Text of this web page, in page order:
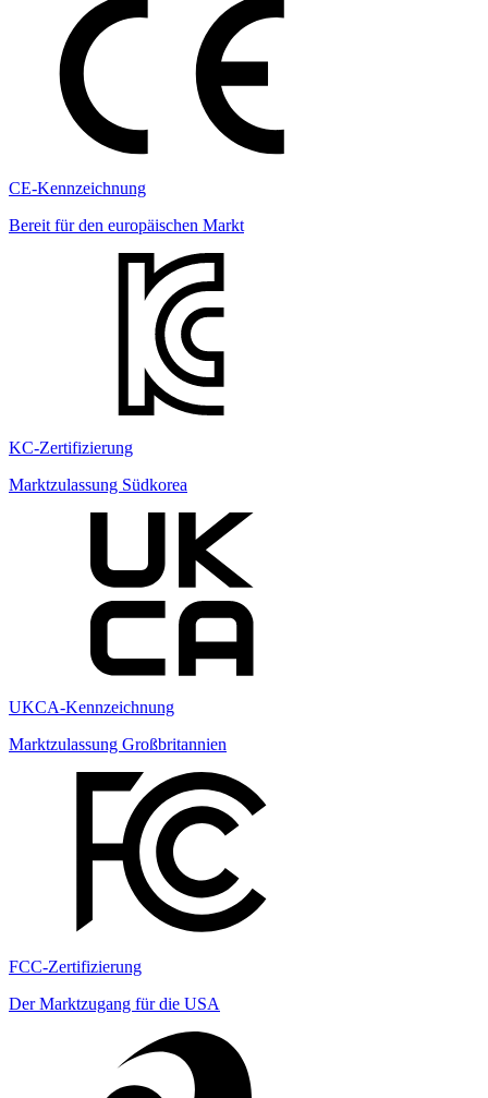
CE-Kennzeichnung
Bereit für den europäischen Markt
KC-Zertifizierung
Marktzulassung Südkorea
UKCA-Kennzeichnung
Marktzulassung Großbritannien
FCC-Zertifizierung
Der Marktzugang für die USA